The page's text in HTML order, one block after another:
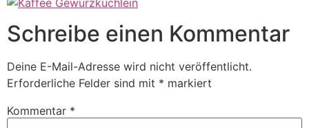
Schreibe einen Kommentar
Deine E-Mail-Adresse wird nicht veröffentlicht.
Erforderliche Felder sind mit * markiert
Kommentar *